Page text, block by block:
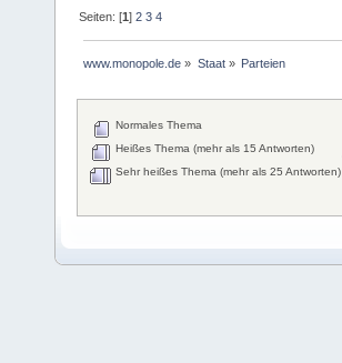
Seiten: [1]2 3 4
www.monopole.de » Staat» Parteien
Normales Thema
Heißes Thema (mehr als 15 Antworten)
Sehr heißes Thema (mehr als 25 Antworten)